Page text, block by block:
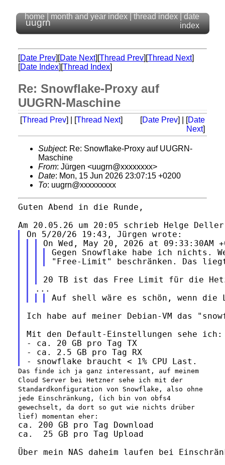
uugrn
home month and year index thread index
date
index
[Date Prev][Date Next][Thread Prev][Thread Next]
[Date Index][Thread Index]
Re: Snowflake-Proxy auf
UUGRN-Maschine
[Thread Prev] | [Thread Next] [Date Prev] | [Date
Next]
Subject: Re: Snowflake-Proxy auf UUGRN-
Maschine
From: Jürgen <uugrn@xxxxxxxx>
Date: Mon, 15 Jun 2026 23:07:15 +0200
To: uugrn@xxxxxxxxx
Guten Abend in die Runde,
Gegen Snowflake habe ich nichts.
Ich habe auf meiner Debian-VM das
Mit den Default-Einstellungen sehe ich:
- ca. 20 GB pro Tag TX
- ca. 2.5 GB pro Tag RX
Das finde ich ja ganz interessant, auf meinem
Cloud Server bei Hetzner sehe ich mit der
Standardkonfiguration von Snowflake, also ohne
jede Einschränkung, (ich bin von obfs4
gewechselt, da dort so gut wie nichts drüber
lief) momentan eher:
ca. 200 GB pro Tag Download
ca.  25 GB pro Tag Upload
Über mein NAS daheim laufen bei